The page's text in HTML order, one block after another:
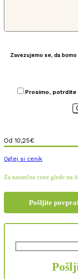
Zavezujemo se, da
Prosimo,
Od 10,25€
Oglej si cenik
Za natančne cene glede
Pošljite